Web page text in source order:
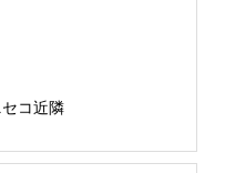
セコ近隣